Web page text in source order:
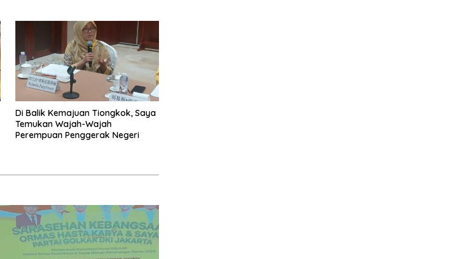
Di Balik Kemajuan Tiongkok, Saya
Temukan Wajah-Wajah
Perempuan Penggerak Negeri